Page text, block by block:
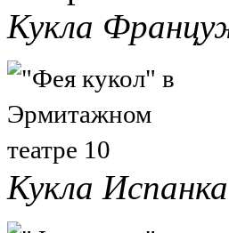
Кукла
Кукла